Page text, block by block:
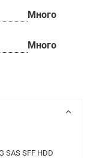
Много
Много
SAS SFF HDD